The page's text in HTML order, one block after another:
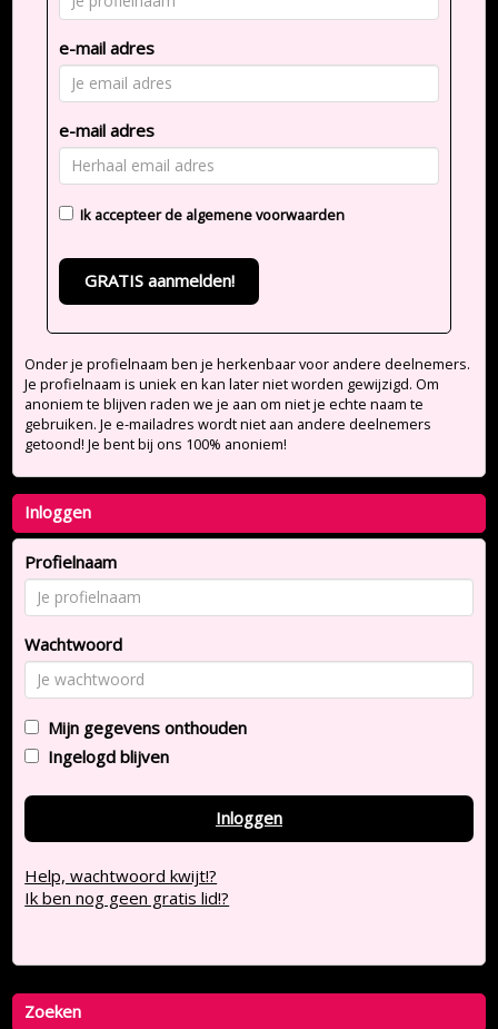
e-mail adres
e-mail adres
Ik accepteer de algemene voorwaarden
GRATIS aanmelden!
Onder je profielnaam ben je herkenbaar voor andere deelnemers.
Je profielnaam is uniek en kan later niet worden gewijzigd. Om
anoniem te blijven raden we je aan om niet je echte naam te
gebruiken. Je e-mailadres wordt niet aan andere deelnemers
getoond! Je bent bij ons 100% anoniem!
Inloggen
Profielnaam
Wachtwoord
Mijn gegevens onthouden
Ingelogd blijven
Inloggen
Help, wachtwoord kwijt!?
Ik ben nog geen gratis lid!?
Zoeken